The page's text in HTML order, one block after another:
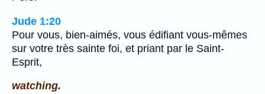
Jude 1:20
Pour vous, bien-aimés, vous édifiant vous-mêmes
sur votre très sainte foi, et priant par le Saint-
Esprit,
watching.